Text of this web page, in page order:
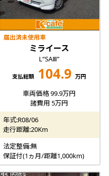
届出済未使用車
ミライース
L“SAⅢ”
支払総額 104.9 万円
車両価格 99.9万円
諸費用 5万円
年式:R08/06
走行距離:20Km
法定整備:無
保証付(1ヵ月/距離1,000km)